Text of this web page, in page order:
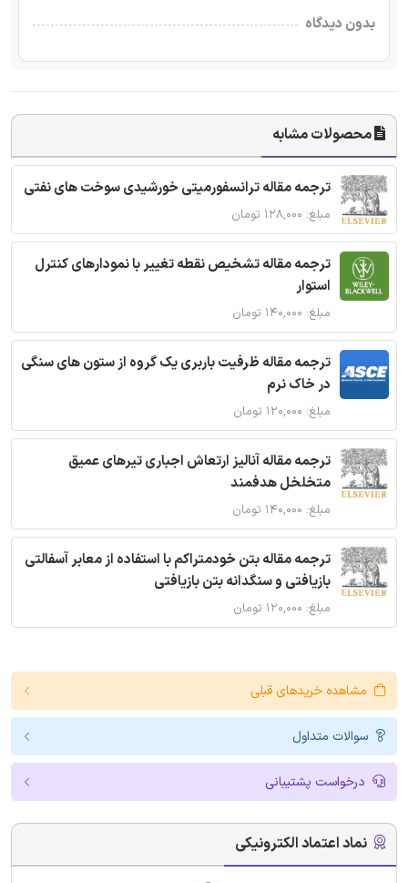
بدون دیدگاه
محصولات مشابه
ترجمه مقاله ترانسفورمیتی خورشیدی سوخت های نفتی
مبلغ: ۱۲۸,۰۰۰ تومان
ترجمه مقاله تشخیص نقطه تغییر با نمودارهای کنترل
استوار
مبلغ: ۱۴۰,۰۰۰ تومان
ترجمه مقاله ظرفیت باربری یک گروه از ستون های سنگی
در خاک نرم
مبلغ: ۱۲۰,۰۰۰ تومان
ترجمه مقاله آنالیز ارتعاش اجباری تیرهای عمیق
متخلخل هدفمند
مبلغ: ۱۴۰,۰۰۰ تومان
ترجمه مقاله بتن خودمتراکم با استفاده از معابر آسفالتی
بازیافتی و سنگدانه بتن بازیافتی
مبلغ: ۱۲۰,۰۰۰ تومان
مشاهده خریدهای قبلی
سوالات متداول
درخواست پشتیبانی
نماد اعتماد الکترونیکی